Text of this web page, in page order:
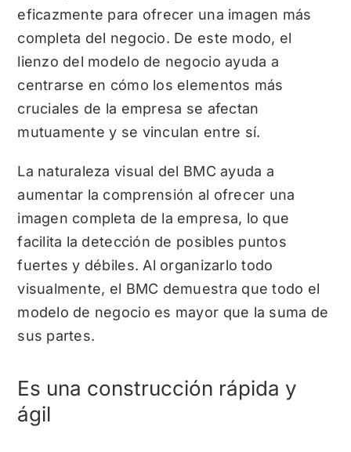
eficazmente para ofrecer una imagen más
completa del negocio. De este modo, el
lienzo del modelo de negocio ayuda a
centrarse en cómo los elementos más
cruciales de la empresa se afectan
mutuamente y se vinculan entre sí.
La naturaleza visual del BMC ayuda a
aumentar la comprensión al ofrecer una
imagen completa de la empresa, lo que
facilita la detección de posibles puntos
fuertes y débiles. Al organizarlo todo
visualmente, el BMC demuestra que todo el
modelo de negocio es mayor que la suma de
sus partes.
Es una construcción rápida y
ágil